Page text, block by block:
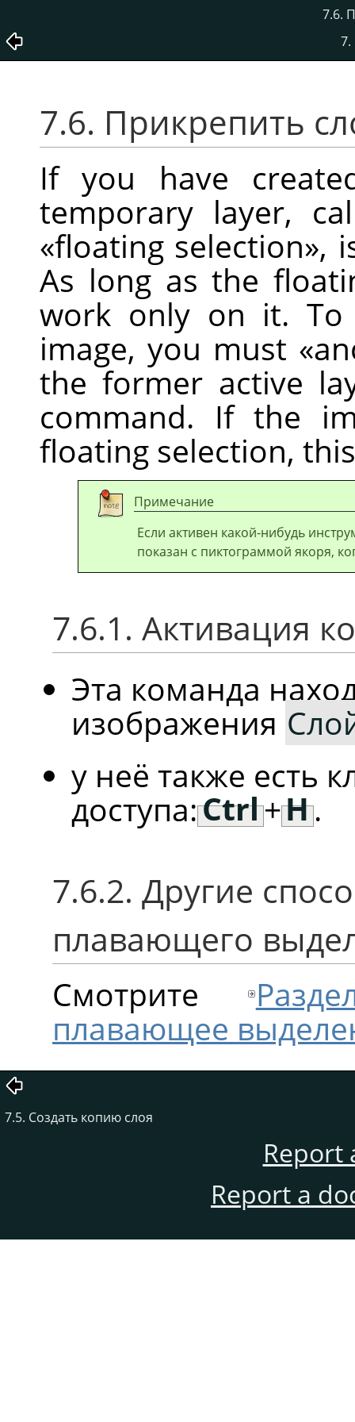
7.6.
7.6. Прикрепить
If you have
temporary layer,
«floating selection»,
As long as the
work only on it.
image, you must «
the former active
command. If the
floating selection,
Примечание
Если активен какой-нибудь
показан с пиктограммой якоря,
7.6.1. Активация
Эта команда
изображения
у неё также есть
доступа:Ctrl+H.
7.6.2. Другие
плавающего
Смотрите
плавающее
7.5. Создать копию слоя
Report
Report a